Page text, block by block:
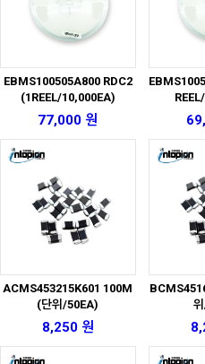
EBMS100505A800 RDC2
(1REEL/10,000EA)
77,000 원
ACMS453215K601 100M
(단위/50EA)
8,250 원